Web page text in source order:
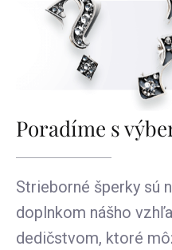
Poradíme s
Strieborné šperky sú
doplnkom nášho
dedičstvom, ktoré